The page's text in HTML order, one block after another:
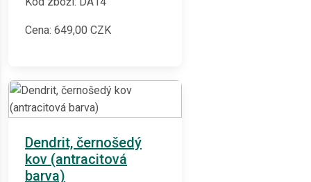
Cena: 649,00 CZK
Dendrit, černošedý
kov (antracitová
barva)